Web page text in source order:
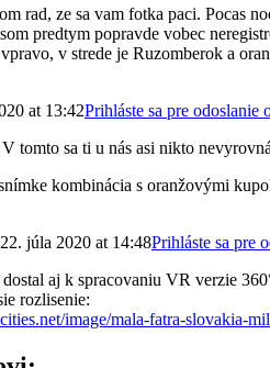
rad, ze sa vam fotka paci. Pocas
predtym popravde vobec
v strede je Ruzomberok a
at 13:42Prihláste sa pre odoslanie
tomto sa ti u nás asi nikto
kombinácia s oranžovými
22. júla 2020 at 14:48Prihláste sa pre
aj k spracovaniu VR verzie
rozlisenie:
image/mala-fatra-slovakia-